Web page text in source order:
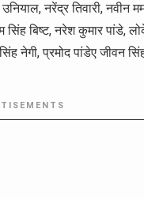
नरेंद्र तिवारी, नवीन
बिष्ट, नरेश कुमार पांडे,
नेगी, प्रमोद पांडेए जीवन